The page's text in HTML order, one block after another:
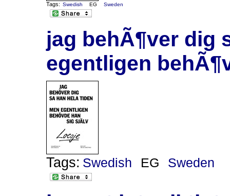
Tags: Swedish EG Sweden
jag behÃ¶ver dig
egentligen
Tags: Swedish EG Sweden